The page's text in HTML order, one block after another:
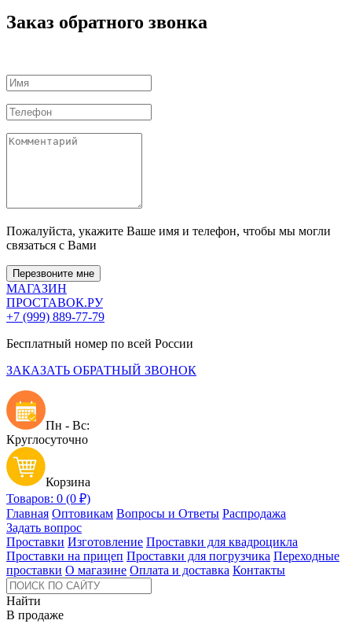
Заказ обратного звонка
Пожалуйста, укажите Ваше имя и телефон, чтобы мы могли
связаться с Вами
Перезвоните мне
МАГАЗИН
ПРОСТАВОК.РУ
+7 (999) 889-77-79
Бесплатный номер по всей России
ЗАКАЗАТЬ ОБРАТНЫЙ ЗВОНОК
Пн - Вс:
Круглосуточно
Корзина
Товаров: 0 (0 ₽)
Главная Оптовикам Вопросы и Ответы Распродажа
Задать вопрос
Проставки Изготовление Проставки для квадроцикла
Проставки на прицеп Проставки для погрузчика Переходные
проставки О магазине Оплата и доставка Контакты
Найти
В продаже